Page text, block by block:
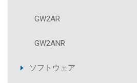
GW2AR
GW2ANR
ソフトウェア